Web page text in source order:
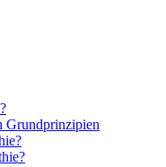
Grundprinzipien